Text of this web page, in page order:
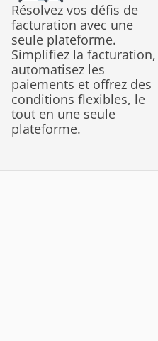
Résolvez vos défis de
facturation avec une
seule plateforme.
Simplifiez la facturation,
automatisez les
paiements et offrez des
conditions flexibles, le
tout en une seule
plateforme.